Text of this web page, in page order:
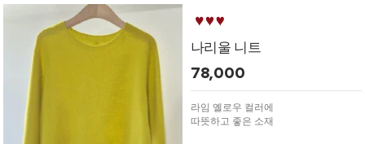
나리울 니트
78,000
라임 옐로우 컬러에
따뜻하고 좋은 소재